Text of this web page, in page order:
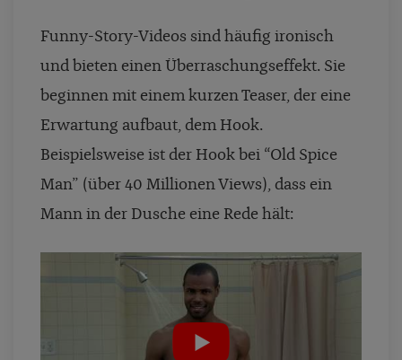
Funny-Story-Videos sind häufig ironisch
und bieten einen Überraschungseffekt. Sie
beginnen mit einem kurzen Teaser, der eine
Erwartung aufbaut, dem Hook.
Beispielsweise ist der Hook bei “Old Spice
Man” (über 40 Millionen Views), dass ein
Mann in der Dusche eine Rede hält: